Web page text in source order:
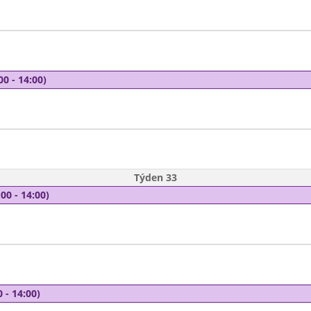
- 14:00)
Týden 33
- 14:00)
- 14:00)